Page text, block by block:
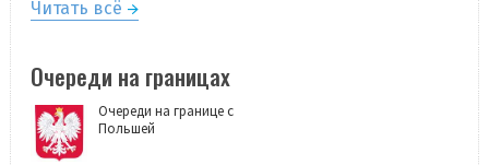
Читать всё
Очереди на границах
Очереди на границе с
Польшей